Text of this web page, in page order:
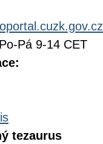
Po-Pá 9-14 CET
tezaurus